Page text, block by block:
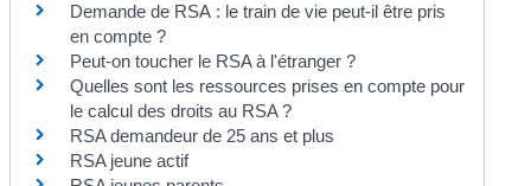
Demande de RSA : le train de vie peut-il être pris
en compte ?
Peut-on toucher le RSA à l'étranger ?
Quelles sont les ressources prises en compte pour
le calcul des droits au RSA ?
RSA demandeur de 25 ans et plus
RSA jeune actif